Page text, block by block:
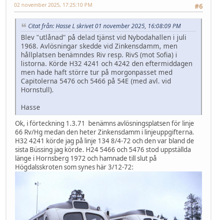
#6
02 november 2025, 17:25:10 PM
Citat från: Hasse L skrivet 01 november 2025, 16:08:09 PM
Blev "utlånad" på delad tjänst vid Nybodahallen i juli
1968. Avlösningar skedde vid Zinkensdamm, men
hållplatsen benämndes Riv resp. RivS (mot Sofia) i
listorna. Körde H32 4241 och 4242 den eftermiddagen
men hade haft större tur på morgonpasset med
Capitolerna 5476 och 5466 på 54E (med avl. vid
Hornstull).
Hasse
Ok, i förteckning 1.3.71 benämns avlösningsplatsen för linje
66 Rv/Hg medan den heter Zinkensdamm i linjeuppgifterna.
H32 4241 körde jag på linje 134 8/4-72 och den var bland de
sista Büssing jag körde. H24 5466 och 5476 stod uppställda
länge i Hornsberg 1972 och hamnade till slut på
Högdalsskroten som synes här 3/12-72: